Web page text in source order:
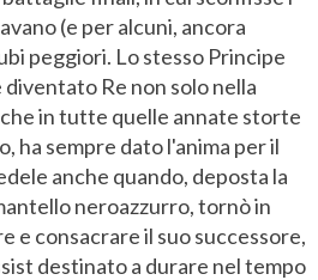
(e per alcuni, ancora
peggiori. Lo stesso Principe
Re non solo nella
in tutte quelle annate storte
ha sempre dato l'anima per il
anche quando, deposta la
neroazzurro, tornò in
e consacrare il suo successore,
destinato a durare nel tempo